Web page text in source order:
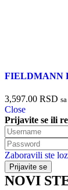
FIELDMANN
3,597.00 RSD
Close
Prijavite se ili
Zaboravili ste
NOVI